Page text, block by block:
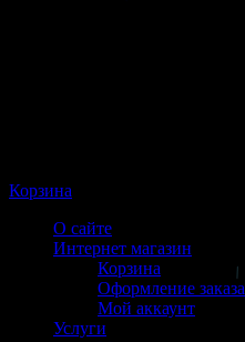
Корзина
О сайте
Интернет магазин
Корзина
Оформление заказа
Мой аккаунт
Услуги